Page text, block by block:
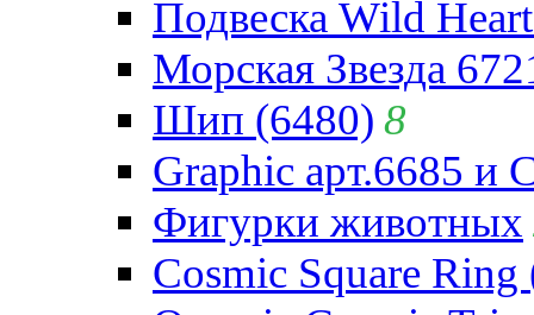
Подвеска Wild
Морская Звезда
Шип (6480) 8
Graphic арт.6685 и
Фигурки животных
Cosmic Square Ring